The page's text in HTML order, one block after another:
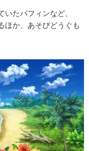
たパフィンなど、
ほか、あそびどうぐも